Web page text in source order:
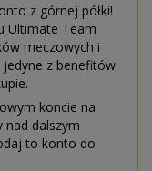
z górnej półki!
Ultimate Team
meczowych i
z benefitów
koncie na
nad dalszym
to konto do